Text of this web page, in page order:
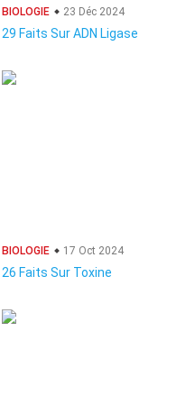
BIOLOGIE 23 Déc 2024
29 Faits Sur ADN Ligase
BIOLOGIE 17 Oct 2024
26 Faits Sur Toxine